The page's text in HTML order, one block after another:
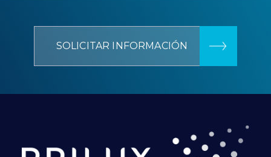
SOLICITAR INFORMACIÓN